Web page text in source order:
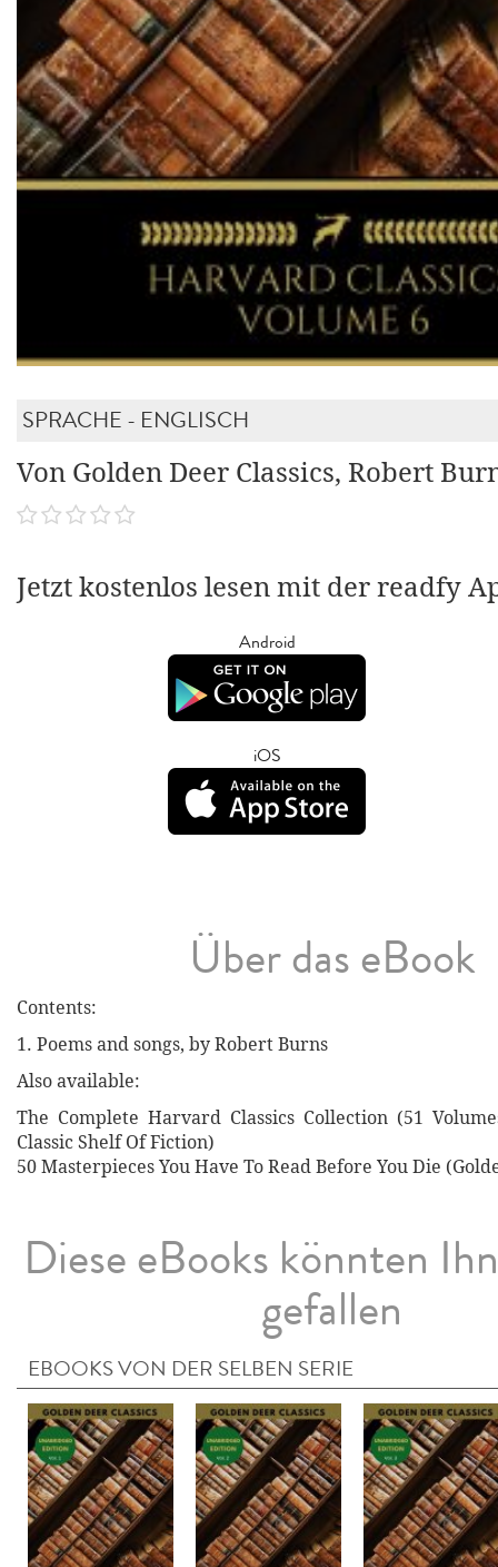
SPRACHE - ENGLISCH
Von Golden Deer Classics, Robert
Jetzt kostenlos lesen mit der readfy
Android
iOS
Über das eBook
Contents:
1. Poems and songs, by Robert Burns
Also available:
The Complete Harvard Classics Collection (51
Classic Shelf Of Fiction)
50 Masterpieces You Have To Read Before You Die
Diese eBooks könnten
gefallen
EBOOKS VON DER SELBEN SERIE